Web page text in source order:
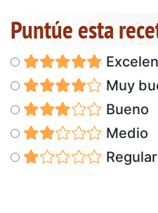
Puntúe esta
Muy
Bueno
Medio
Regular